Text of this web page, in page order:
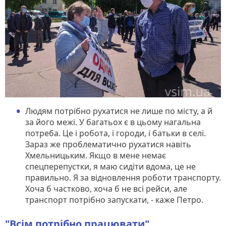
Людям потрібно рухатися не лише по місту, а й
за його межі. У багатьох є в цьому нагальна
потреба. Це і робота, і городи, і батьки в селі.
Зараз же проблематично рухатися навіть
Хмельницьким. Якщо в мене немає
спецперепустки, я маю сидіти вдома, це не
правильно. Я за відновлення роботи транспорту.
Хоча б частково, хоча б не всі рейси, але
транспорт потрібно запускати, - каже Петро.